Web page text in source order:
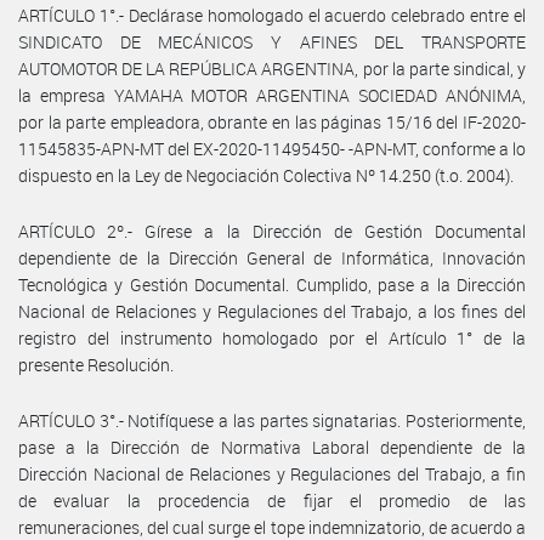
ARTÍCULO 1°.- Declárase homologado el acuerdo celebrado entre el
SINDICATO DE MECÁNICOS Y AFINES DEL TRANSPORTE
AUTOMOTOR DE LA REPÚBLICA ARGENTINA, por la parte sindical, y
la empresa YAMAHA MOTOR ARGENTINA SOCIEDAD ANÓNIMA,
por la parte empleadora, obrante en las páginas 15/16 del IF-2020-
11545835-APN-MT del EX-2020-11495450- -APN-MT, conforme a lo
dispuesto en la Ley de Negociación Colectiva Nº 14.250 (t.o. 2004).
ARTÍCULO 2º.- Gírese a la Dirección de Gestión Documental
dependiente de la Dirección General de Informática, Innovación
Tecnológica y Gestión Documental. Cumplido, pase a la Dirección
Nacional de Relaciones y Regulaciones del Trabajo, a los fines del
registro del instrumento homologado por el Artículo 1° de la
presente Resolución.
ARTÍCULO 3°.- Notifíquese a las partes signatarias. Posteriormente,
pase a la Dirección de Normativa Laboral dependiente de la
Dirección Nacional de Relaciones y Regulaciones del Trabajo, a fin
de evaluar la procedencia de fijar el promedio de las
remuneraciones, del cual surge el tope indemnizatorio, de acuerdo a